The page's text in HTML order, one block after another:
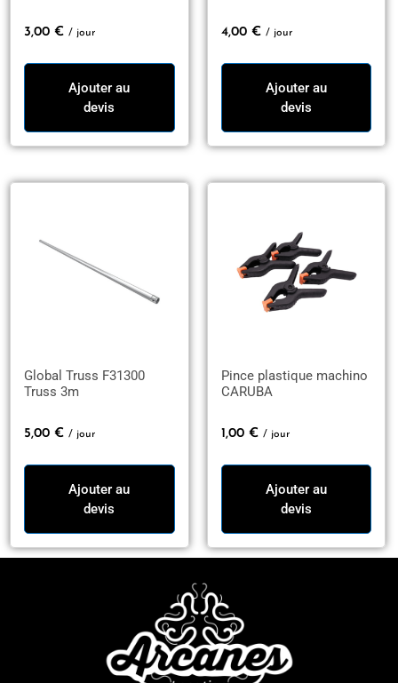
3,00 € / jour
Ajouter au
devis
4,00 € / jour
Ajouter au
devis
Global Truss F31300
Truss 3m
5,00 € / jour
Ajouter au
devis
Pince plastique machino
CARUBA
1,00 € / jour
Ajouter au
devis